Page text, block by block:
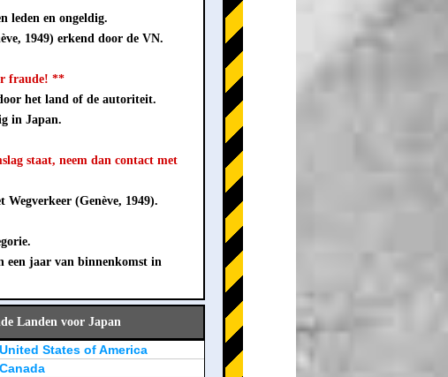
leden en ongeldig.
1949) erkend door de VN.
fraude! **
het land of de autoriteit.
in Japan.
staat, neem dan contact met
(Genève, 1949).
een jaar van binnenkomst in
Landen voor Japan
United States of America
Canada